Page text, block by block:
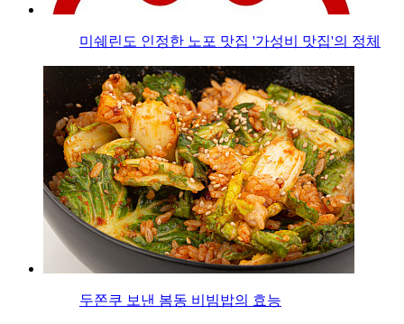
미쉐린도 인정한 노포 맛집 '가성비 맛집'의 정체
두쫀쿠 보낸 봄동 비빔밥의 효능